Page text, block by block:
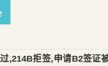
,214B拒签,申请B2签证